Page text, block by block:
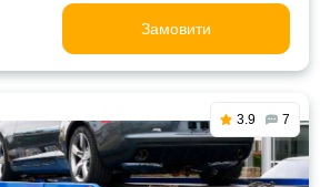
Замовити
3.9 7